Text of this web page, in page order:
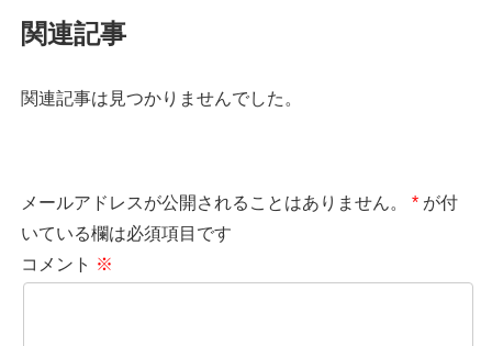
関連記事
関連記事は見つかりませんでした。
メールアドレスが公開されることはありません。 * が付
いている欄は必須項目です
コメント ※